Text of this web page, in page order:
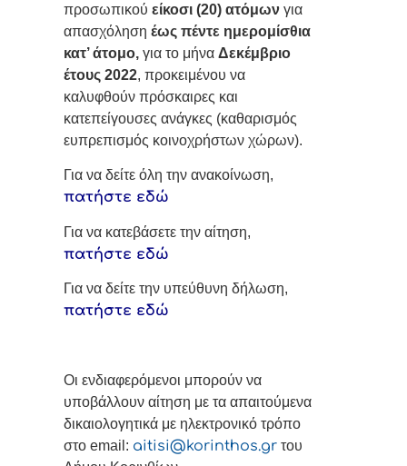
προσωπικού είκοσι (20) ατόμων για
απασχόληση έως πέντε ημερομίσθια
κατ’ άτομο, για το μήνα Δεκέμβριο
έτους 2022, προκειμένου να
καλυφθούν πρόσκαιρες και
κατεπείγουσες ανάγκες (καθαρισμός
ευπρεπισμός κοινοχρήστων χώρων).
Για να δείτε όλη την ανακοίνωση,
πατήστε εδώ
Για να κατεβάσετε την αίτηση,
πατήστε εδώ
Για να δείτε την υπεύθυνη δήλωση,
πατήστε εδώ
Οι ενδιαφερόμενοι μπορούν να
υποβάλλουν αίτηση με τα απαιτούμενα
δικαιολογητικά με ηλεκτρονικό τρόπο
στο email: aitisi@korinthos.gr του